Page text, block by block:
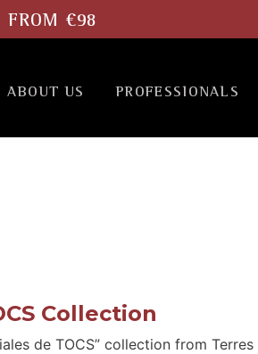
FROM €98
ABOUT US PROFESSIONALS
Collection
de TOCS” collection from Terres